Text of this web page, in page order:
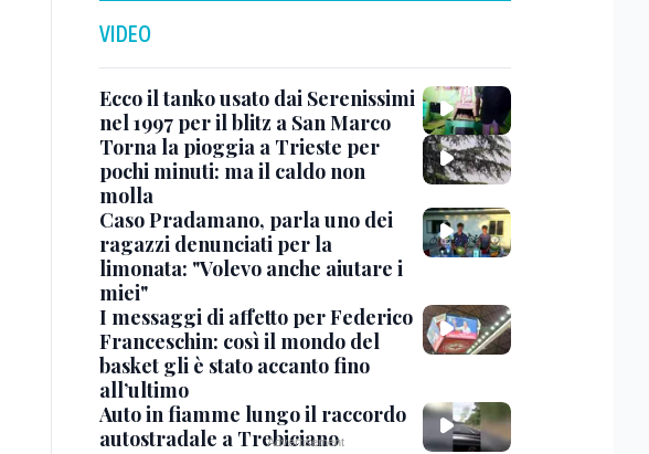
VIDEO
Ecco il tanko usato dai Serenissimi
nel 1997 per il blitz a San Marco
Torna la pioggia a Trieste per
pochi minuti: ma il caldo non
molla
Caso Pradamano, parla uno dei
ragazzi denunciati per la
limonata: "Volevo anche aiutare i
miei"
I messaggi di affetto per Federico
Franceschin: così il mondo del
basket gli è stato accanto fino
all’ultimo
Auto in fiamme lungo il raccordo
autostradale a Trebiciano